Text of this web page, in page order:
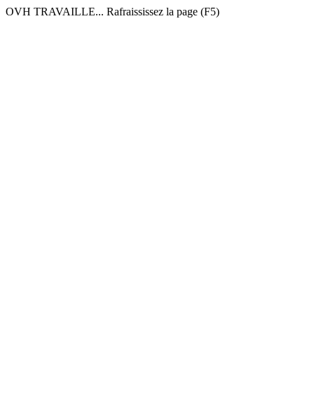
OVH TRAVAILLE... Rafraississez la page (F5)